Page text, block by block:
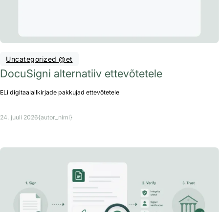
Uncategorized @et
DocuSigni alternatiiv ettevõtetele
ELi digitaalallkirjade pakkujad ettevõtetele
24. juuli 2026{autor_nimi}